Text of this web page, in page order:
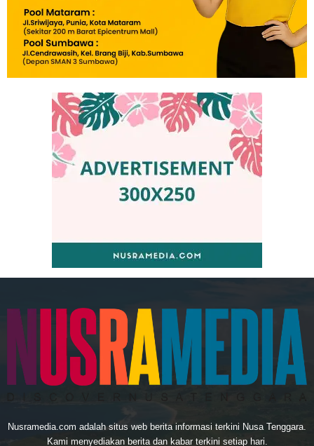
Nusramedia.com adalah situs web berita informasi terkini Nusa Tenggara.
Kami menyediakan berita dan kabar terkini setiap hari.